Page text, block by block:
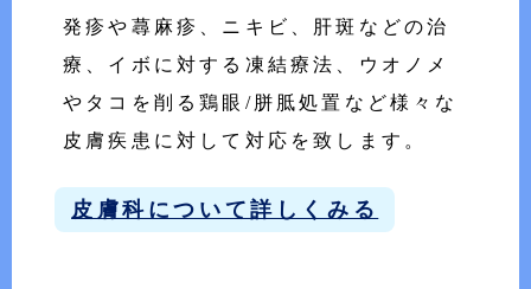
発疹や蕁麻疹、ニキビ、肝斑などの治
療、イボに対する凍結療法、ウオノメ
やタコを削る鶏眼/胼胝処置など様々な
皮膚疾患に対して対応を致します。
皮膚科について詳しくみる